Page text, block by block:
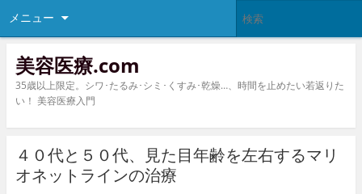
メニュー
美容医療.com
35歳以上限定。シワ･たるみ･シミ･くすみ･乾燥…、時間を止めたい若返りた
い！ 美容医療入門
４０代と５０代、見た目年齢を左右するマリ
オネットラインの治療